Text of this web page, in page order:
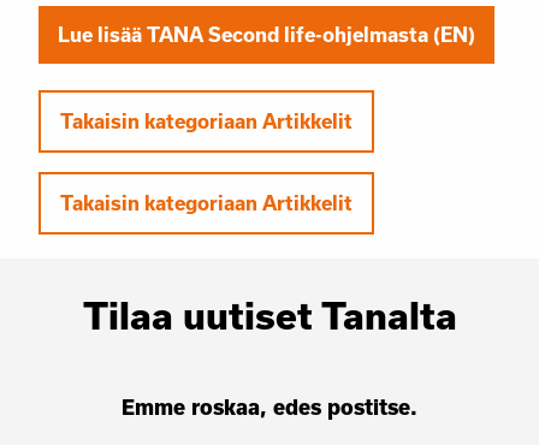
Lue lisää TANA Second life-ohjelmasta (EN)
Takaisin kategoriaan Artikkelit
Takaisin kategoriaan Artikkelit
Tilaa uutiset Tanalta
Emme roskaa, edes postitse.